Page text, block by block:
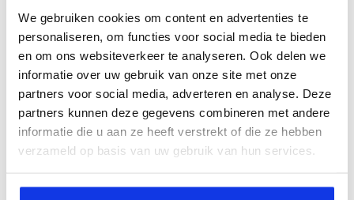
We gebruiken cookies om content en advertenties te
personaliseren, om functies voor social media te bieden
en om ons websiteverkeer te analyseren. Ook delen we
informatie over uw gebruik van onze site met onze
partners voor social media, adverteren en analyse. Deze
partners kunnen deze gegevens combineren met andere
informatie die u aan ze heeft verstrekt of die ze hebben
verzameld op basis van uw gebruik van hun services.
Kan ik een auto reserveren?
Hoe weet ik of deze auto nog beschikbaar is?
Wat zit er allemaal in jullie Bovag Plus afleverpakket?